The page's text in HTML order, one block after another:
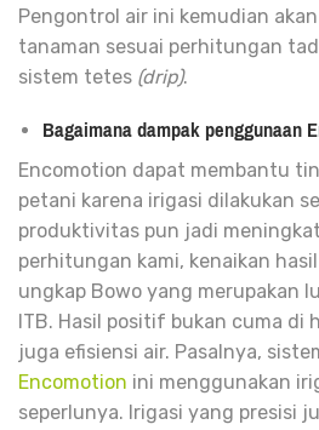
Pengontrol air ini kemudian
tanaman sesuai perhitungan
sistem tetes (drip).
Bagaimana dampak penggunaan
Encomotion dapat membantu
petani karena irigasi dilakukan
produktivitas pun jadi
perhitungan kami, kenaikan
ungkap Bowo yang merupakan
ITB. Hasil positif bukan cuma di
juga efisiensi air. Pasalnya,
Encomotion ini menggunakan
seperlunya. Irigasi yang presisi